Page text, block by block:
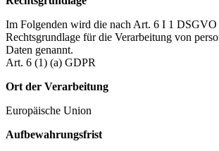
Im Folgenden wird die nach Art. 6 I 1 DSGVO
Rechtsgrundlage für die Verarbeitung von
Daten genannt.
Art. 6 (1) (a) GDPR
Ort der Verarbeitung
Europäische Union
Aufbewahrungsfrist